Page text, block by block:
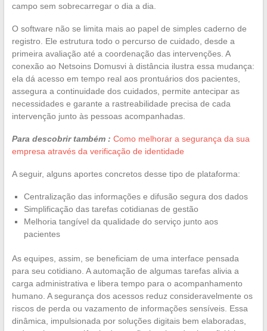
campo sem sobrecarregar o dia a dia.
O software não se limita mais ao papel de simples caderno de
registro. Ele estrutura todo o percurso de cuidado, desde a
primeira avaliação até a coordenação das intervenções. A
conexão ao Netsoins Domusvi à distância ilustra essa mudança:
ela dá acesso em tempo real aos prontuários dos pacientes,
assegura a continuidade dos cuidados, permite antecipar as
necessidades e garante a rastreabilidade precisa de cada
intervenção junto às pessoas acompanhadas.
Para descobrir também : Como melhorar a segurança da sua
empresa através da verificação de identidade
A seguir, alguns aportes concretos desse tipo de plataforma:
Centralização das informações e difusão segura dos dados
Simplificação das tarefas cotidianas de gestão
Melhoria tangível da qualidade do serviço junto aos
pacientes
As equipes, assim, se beneficiam de uma interface pensada
para seu cotidiano. A automação de algumas tarefas alivia a
carga administrativa e libera tempo para o acompanhamento
humano. A segurança dos acessos reduz consideravelmente os
riscos de perda ou vazamento de informações sensíveis. Essa
dinâmica, impulsionada por soluções digitais bem elaboradas,